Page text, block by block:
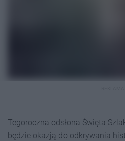
Tegoroczna odsłona Święta
będzie okazją do odkrywania